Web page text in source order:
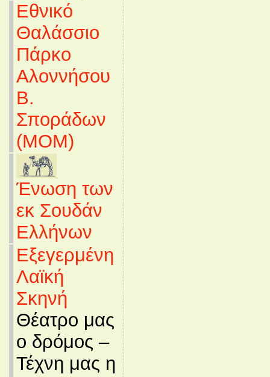
Εθνικό
Θαλάσσιο
Πάρκο
Αλοννήσου
Β.
Σποράδων
(MOM)
Ένωση των
εκ Σουδάν
Ελλήνων
Εξεγερμένη
Λαϊκή
Σκηνή
Θέατρο μας
ο δρόμος –
Τέχνη μας η